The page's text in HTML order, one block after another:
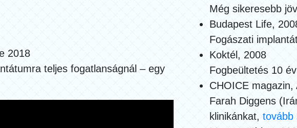
2018
teljes fogatlanságnál – egy
Még sikeresebb
Budapest Life,
Fogászati
Koktél, 2008
Fogbeültetés 10
CHOICE
Farah Diggens
klinikánkat, tovább